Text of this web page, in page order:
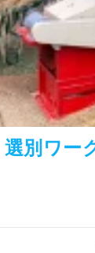
別ワー